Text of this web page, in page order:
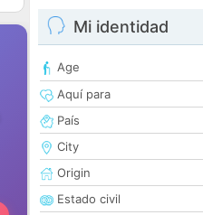
Mi identidad
Age
Aquí para
País
City
Origin
Estado civil